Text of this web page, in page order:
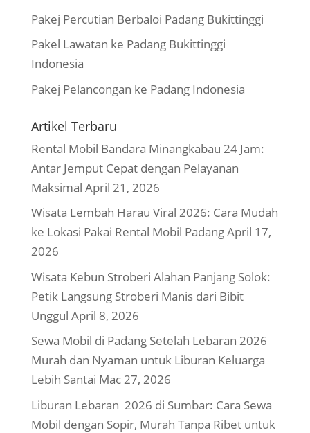
Pakej Percutian Berbaloi Padang Bukittinggi
Pakel Lawatan ke Padang Bukittinggi
Indonesia
Pakej Pelancongan ke Padang Indonesia
Artikel Terbaru
Rental Mobil Bandara Minangkabau 24 Jam:
Antar Jemput Cepat dengan Pelayanan
Maksimal April 21, 2026
Wisata Lembah Harau Viral 2026: Cara Mudah
ke Lokasi Pakai Rental Mobil PadangApril 17,
2026
Wisata Kebun Stroberi Alahan Panjang Solok:
Petik Langsung Stroberi Manis dari Bibit
Unggul April 8, 2026
Sewa Mobil di Padang Setelah Lebaran 2026
Murah dan Nyaman untuk Liburan Keluarga
Lebih Santai Mac 27, 2026
Liburan Lebaran 2026 di Sumbar: Cara Sewa
Mobil dengan Sopir, Murah Tanpa Ribet untuk